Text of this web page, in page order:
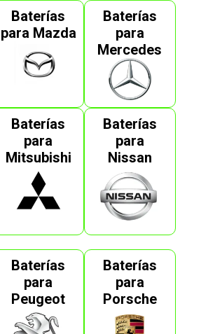
Baterías
para Mazda
Baterías
para
Mercedes
Baterías
para
Mitsubishi
Baterías
para
Nissan
Baterías
para
Peugeot
Baterías
para
Porsche